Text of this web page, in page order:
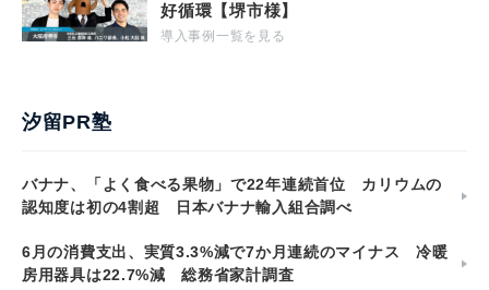
好循環【堺市様】
導入事例一覧を見る
汐留PR塾
バナナ、「よく食べる果物」で22年連続首位 カリウムの
認知度は初の4割超 日本バナナ輸入組合調べ
6月の消費支出、実質3.3%減で7か月連続のマイナス 冷暖
房用器具は22.7%減 総務省家計調査